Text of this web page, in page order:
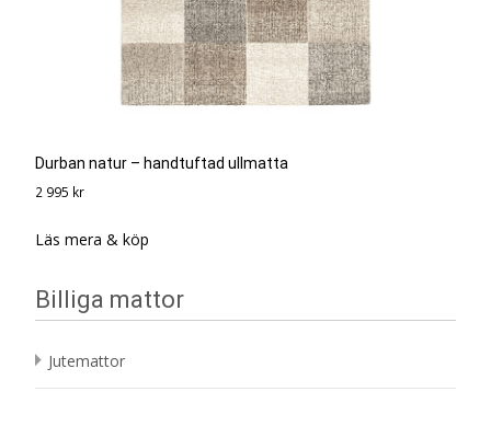
Durban natur – handtuftad ullmatta
2 995 kr
Läs mera & köp
Billiga mattor
Jutemattor